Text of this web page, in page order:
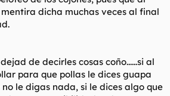
dicha muchas veces al final
de decirles cosas coño......si al
para que pollas le dices guapa
le digas nada, si le dices algo que